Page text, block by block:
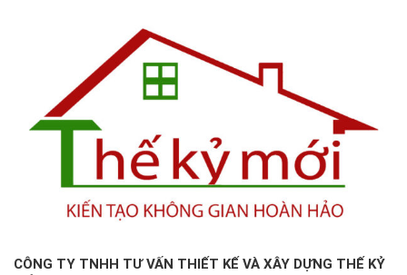
CÔNG TY TNHH TƯ VẤN THIẾT KẾ VÀ XÂY DỰNG THẾ KỶ